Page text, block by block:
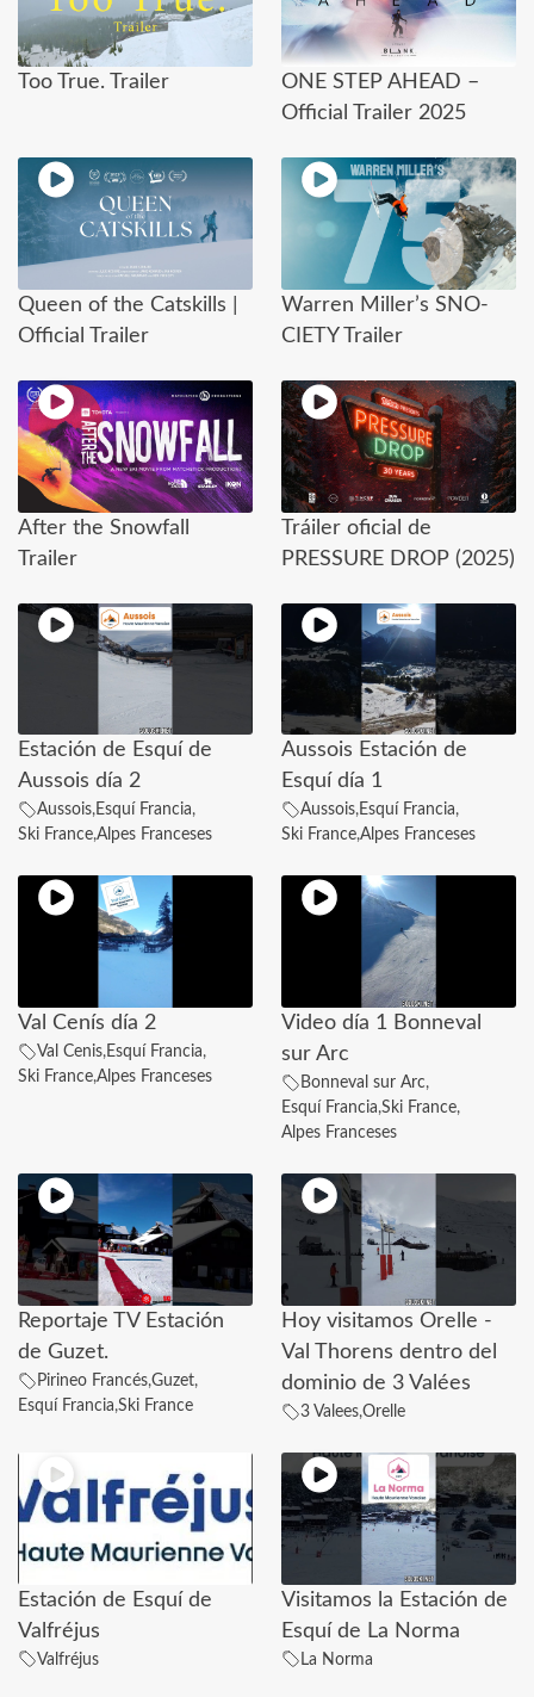
Too True. Trailer
ONE STEP AHEAD –
Official Trailer 2025
Queen of the Catskills |
Official Trailer
Warren Miller’s SNO-
CIETY Trailer
After the Snowfall
Trailer
Tráiler oficial de
PRESSURE DROP (2025)
Estación de Esquí de
Aussois día 2
Aussois,Esquí Francia,
Ski France,Alpes Franceses
Aussois Estación de
Esquí día 1
Aussois,Esquí Francia,
Ski France,Alpes Franceses
Val Cenís día 2
Val Cenis,Esquí Francia,
Ski France,Alpes Franceses
Video día 1 Bonneval
sur Arc
Bonneval sur Arc,
Esquí Francia,Ski France,
Alpes Franceses
Reportaje TV Estación
de Guzet.
Pirineo Francés,Guzet,
Esquí Francia,Ski France
Hoy visitamos Orelle -
Val Thorens dentro del
dominio de 3 Valées
3 Valees,Orelle
Estación de Esquí de
Valfréjus
Valfréjus
Visitamos la Estación de
Esquí de La Norma
La Norma